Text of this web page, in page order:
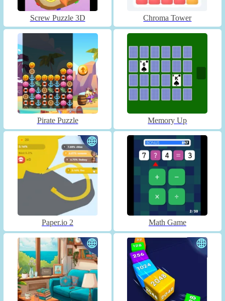
Screw Puzzle 3D Chroma Tower
Pirate Puzzle Memory Up
Paper.io 2 Math Game